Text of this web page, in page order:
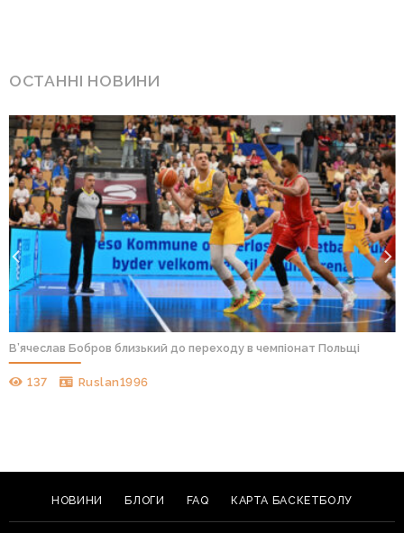
ОСТАННІ НОВИНИ
В’ячеслав Бобров близький до переходу в чемпіонат Польщі
137 Ruslan1996
НОВИНИ БЛОГИ FAQ КАРТА БАСКЕТБОЛУ